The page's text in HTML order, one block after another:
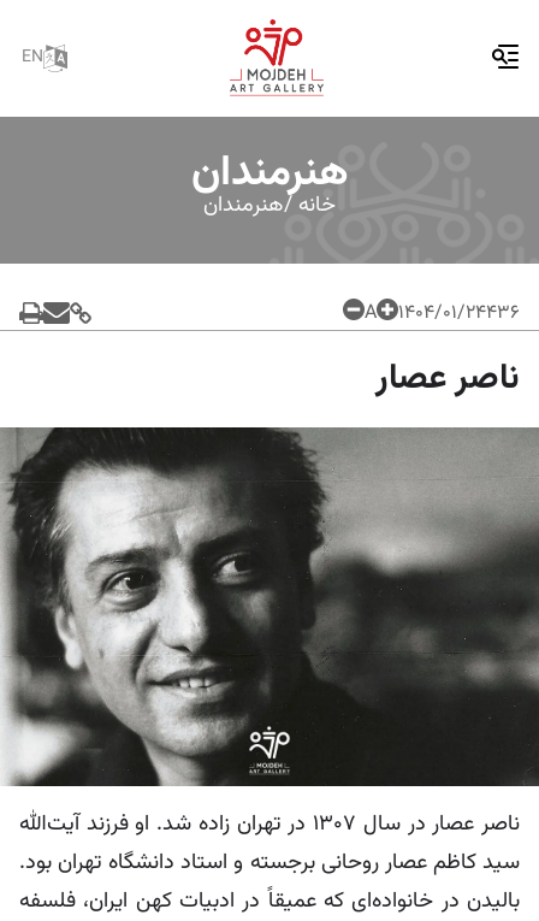
EN
هنرمندان
خانه /هنرمندان
436۱۴۰۴/۰۱/۲۴ A
ناصر عصار
ناصر عصار در سال 1307 در تهران زاده شد. او فرزند آیت‌الله
سید کاظم عصار روحانی برجسته و استاد دانشگاه تهران بود.
بالیدن در خانواده‌ای که عمیقاً در ادبیات کهن ایران، فلسفه